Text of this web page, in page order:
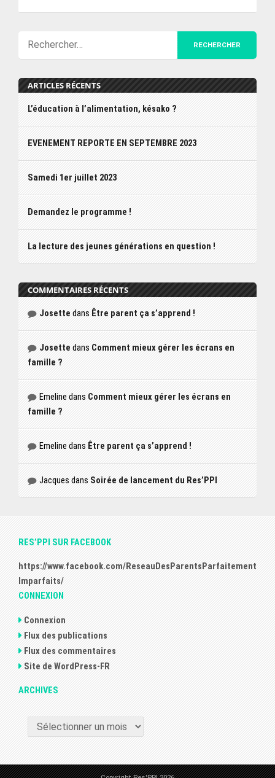
ARTICLES RÉCENTS
L’éducation à l’alimentation, késako ?
EVENEMENT REPORTE EN SEPTEMBRE 2023
Samedi 1er juillet 2023
Demandez le programme !
La lecture des jeunes générations en question !
COMMENTAIRES RÉCENTS
Josette dans Être parent ça s’apprend !
Josette dans Comment mieux gérer les écrans en
famille ?
Emeline dans Comment mieux gérer les écrans en
famille ?
Emeline dans Être parent ça s’apprend !
Jacques dans Soirée de lancement du Res’PPI
RES’PPI SUR FACEBOOK
https://www.facebook.com/ReseauDesParentsParfaitement
Imparfaits/
CONNEXION
Connexion
Flux des publications
Flux des commentaires
Site de WordPress-FR
ARCHIVES
ARCHIVES